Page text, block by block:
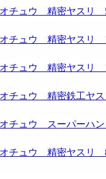
チュウ 精密ヤスリ
チュウ 精密ヤスリ
チュウ 精密ヤスリ
チュウ 精密鉄工ヤス
チュウ スーパーハン
チュウ 精密ヤスリ 8